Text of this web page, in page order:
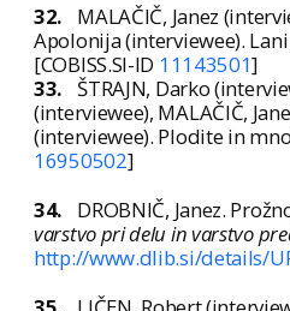
32.
MALAČIČ, Janez
Apolonija (interviewee).
[COBISS.SI-ID 11143501]
33. ŠTRAJN, Darko
(interviewee), MALAČIČ,
(interviewee). Plodite in
16950502]
34.
DROBNIČ, Janez.
varstvo pri delu in varstvo
http://www.dlib.si/details/